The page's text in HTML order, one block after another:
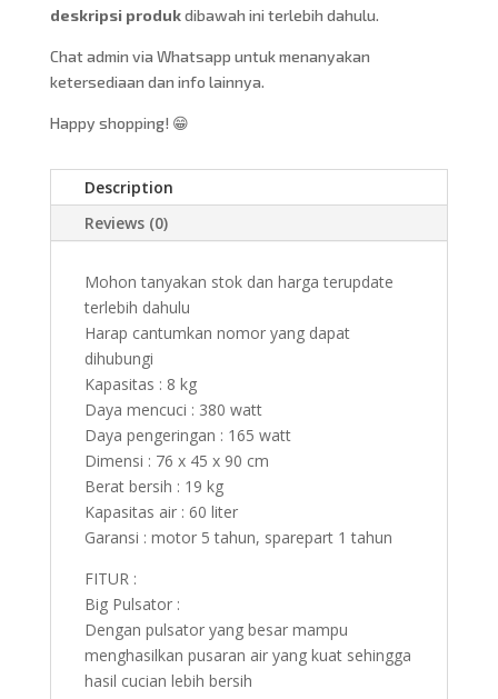
deskripsi produkdibawah ini terlebih dahulu.
Chat admin via Whatsapp untuk menanyakan
ketersediaan dan info lainnya.
Happy shopping! 😁
Description
Reviews (0)
Mohon tanyakan stok dan harga terupdate
terlebih dahulu
Harap cantumkan nomor yang dapat
dihubungi
Kapasitas : 8 kg
Daya mencuci : 380 watt
Daya pengeringan : 165 watt
Dimensi : 76 x 45 x 90 cm
Berat bersih : 19 kg
Kapasitas air : 60 liter
Garansi : motor 5 tahun, sparepart 1 tahun
FITUR :
Big Pulsator :
Dengan pulsator yang besar mampu
menghasilkan pusaran air yang kuat sehingga
hasil cucian lebih bersih